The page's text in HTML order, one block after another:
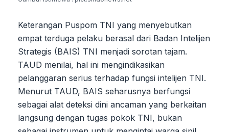
Keterangan Puspom TNI yang menyebutkan
empat terduga pelaku berasal dari Badan Intelijen
Strategis (BAIS) TNI menjadi sorotan tajam.
TAUD menilai, hal ini mengindikasikan
pelanggaran serius terhadap fungsi intelijen TNI.
Menurut TAUD, BAIS seharusnya berfungsi
sebagai alat deteksi dini ancaman yang berkaitan
langsung dengan tugas pokok TNI, bukan